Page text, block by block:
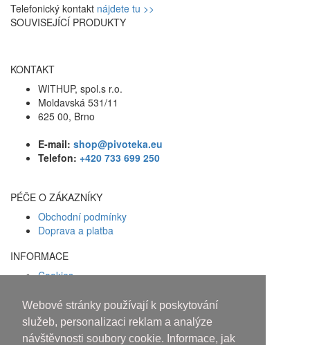
Webové stránky používají k poskytování
služeb, personalizaci reklam a analýze
návštěvnosti soubory cookie. Informace, jak
Telefonický kontakt nájdete tu >>
SOUVISEJÍCÍ PRODUKTY
KONTAKT
WITHUP, spol.s r.o.
Moldavská 531/11
625 00, Brno
E-mail: shop@pivoteka.eu
Telefon: +420 733 699 250
PÉČE O ZÁKAZNÍKY
Obchodní podmínky
Doprava a platba
INFORMACE
Cookies
Facebook